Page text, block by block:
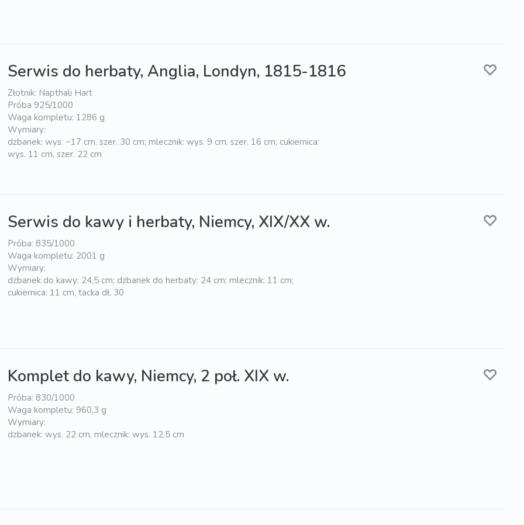
Serwis do herbaty, Anglia, Londyn, 1815-1816
Złotnik: Napthali Hart
Próba 925/1000
Waga kompletu: 1286 g
Wymiary:
dzbanek: wys. ~17 cm, szer. 30 cm; mlecznik: wys. 9 cm, szer. 16 cm; cukiernica:
wys. 11 cm, szer. 22 cm
Serwis do kawy i herbaty, Niemcy, XIX/XX w.
Próba: 835/1000
Waga kompletu: 2001 g
Wymiary:
dzbanek do kawy: 24,5 cm; dzbanek do herbaty: 24 cm; mlecznik: 11 cm;
cukiernica: 11 cm, tacka dł. 30
Komplet do kawy, Niemcy, 2 poł. XIX w.
Próba: 830/1000
Waga kompletu: 960,3 g
Wymiary:
dzbanek: wys. 22 cm, mlecznik: wys. 12,5 cm